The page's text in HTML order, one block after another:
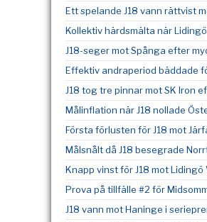
Ett spelande J18 vann rättvist
Kollektiv härdsmälta när
J18-seger mot Spånga efter
Effektiv andraperiod bäddade
J18 tog tre pinnar mot SK Iron
Målinflation när J18 nollade
Första förlusten för J18 mot
Målsnålt då J18 besegrade
Knapp vinst för J18 mot Lidingö
Prova på tillfälle #2 för
J18 vann mot Haninge i